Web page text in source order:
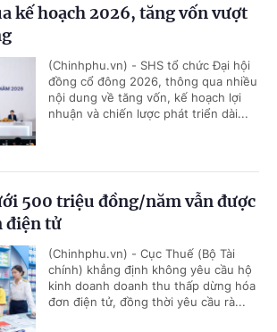
kế hoạch 2026, tăng vốn vượt
(Chinhphu.vn) - SHS tổ chức Đại hội
đồng cổ đông 2026, thông qua nhiều
nội dung về tăng vốn, kế hoạch lợi
nhuận và chiến lược phát triển dài...
500 triệu đồng/năm vẫn được
điện tử
(Chinhphu.vn) - Cục Thuế (Bộ Tài
chính) khẳng định không yêu cầu hộ
kinh doanh doanh thu thấp dừng hóa
đơn điện tử, đồng thời yêu cầu rà...